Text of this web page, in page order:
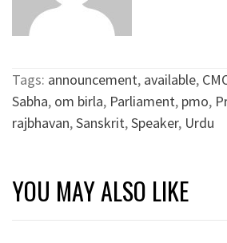
Tags: announcement, available,
Sabha, om birla, Parliament, pmo,
rajbhavan,Sanskrit,Speaker, Urdu
YOU MAY ALSO LIKE